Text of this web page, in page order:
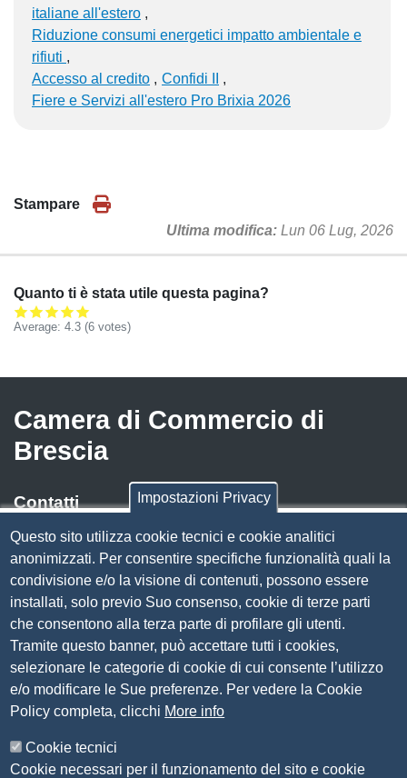
italiane all'estero
Riduzione consumi energetici impatto ambientale e
rifiuti
Accesso al credito
Confidi II
Fiere e Servizi all'estero Pro Brixia 2026
Stampare
Ultima modifica Lun 06 Lug, 2026
Quanto ti è stata utile questa pagina?
Average: 4.3 (6 votes)
Camera di Commercio di
Brescia
Contatti
Via Luigi Einaudi, 23, 25121 Brescia BS
Tel. 030 37251
PECcamera.brescia@bs.legalmail.camcom.it
P.IVA 00859790172
C.F. 80013870177
Contatti
Amministrazione Trasparente
Organizzazione
Bandi di concorso
Impostazioni Privacy
Questo sito utilizza cookie tecnici e cookie analitici
anonimizzati. Per consentire specifiche funzionalità quali la
condivisione e/o la visione di contenuti, possono essere
installati, solo previo Suo consenso, cookie di terze parti
che consentono alla terza parte di profilare gli utenti.
Tramite questo banner, può accettare tutti i cookies,
selezionare le categorie di cookie di cui consente l’utilizzo
e/o modificare le Sue preferenze. Per vedere la Cookie
Policy completa, clicchi More info
Cookie tecnici
Cookie necessari per il funzionamento del sito e cookie